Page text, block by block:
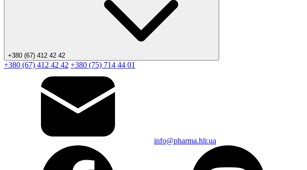
+380 (67) 412 42 42
+380 (67) 412 42 42 +380 (75) 714 44 01
info@pharma.hlr.ua